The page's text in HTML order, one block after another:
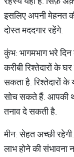
इसलिए अपनी मेहनत
दोस्त मददगार रहेंगे.
कुंभ: भागमभाग भरे
करीबी रिश्तेदारों के
सकता है. रिश्तेदारों
सोच सकते हैं. आपकी
तनाव दे सकती है.
मीन: सेहत अच्छी
लाभ होने की